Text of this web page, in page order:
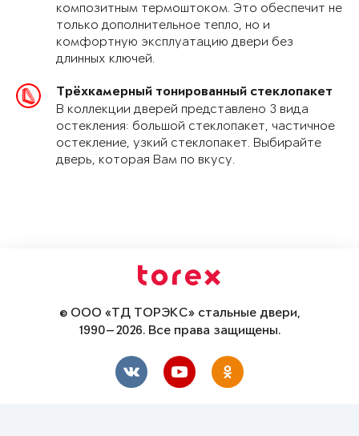
композитным термоштоком. Это обеспечит не
только дополнительное тепло, но и
комфортную эксплуатацию двери без
длинных ключей.
Трёхкамерный тонированный стеклопакет
В коллекции дверей представлено 3 вида
остекления: большой стеклопакет, частичное
остекление, узкий стеклопакет. Выбирайте
дверь, которая Вам по вкусу.
© ООО «ТД ТОРЭКС» стальные двери,
1990—2026. Все права защищены.